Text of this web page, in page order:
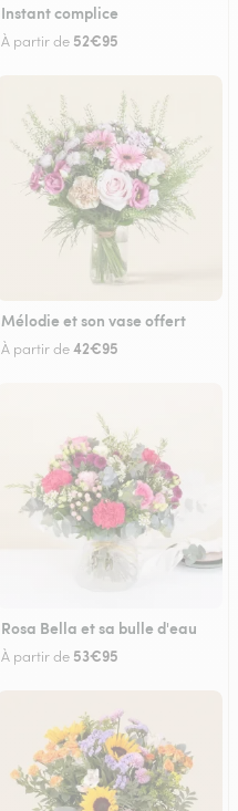
Instant complice
À partir de 52€95
Mélodie et son vase offert
À partir de42€95
Rosa Bella et sa bulle d'eau
À partir de 53€95